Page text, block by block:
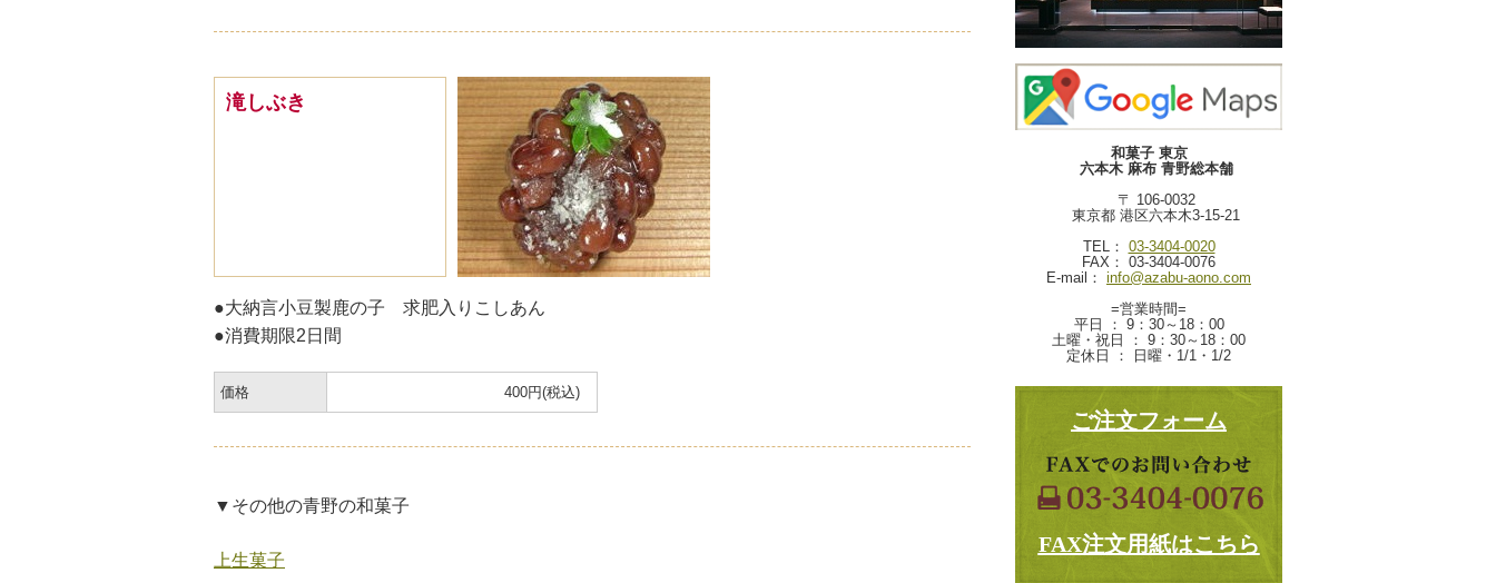
滝しぶき
●大納言小豆製鹿の子 求肥入りこしあん
●消費期限2日間
価格 400円(税込)
▼その他の青野の和菓子
上生菓子
和菓子 東京
六本木 麻布 青野総本舗
〒 106-0032
東京都 港区六本木3-15-21
TEL： 03-3404-0020
FAX： 03-3404-0076
E-mail： info@azabu-aono.com
=営業時間=
平日 ： 9：30～18：00
土曜・祝日 ： 9：30～18：00
定休日 ： 日曜・1/1・1/2
ご注文フォーム
FAX注文用紙はこちら